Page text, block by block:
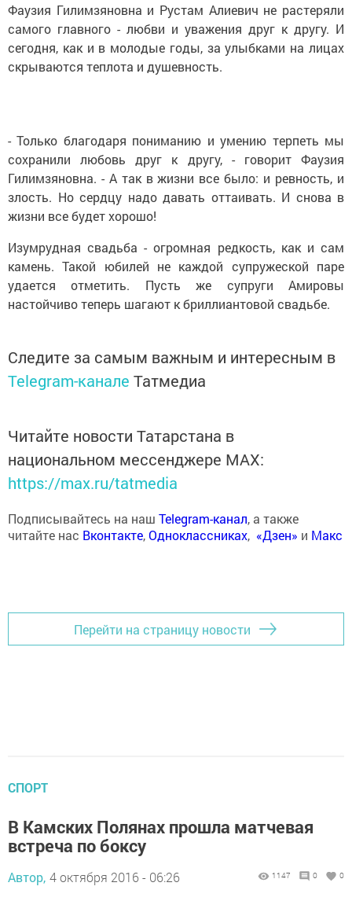
Фаузия Гилимзяновна и Рустам Алиевич не растеряли
самого главного - любви и уважения друг к другу. И
сегодня, как и в молодые годы, за улыбками на лицах
скрываются теплота и душевность.
- Только благодаря пониманию и умению терпеть мы
сохранили любовь друг к другу, - говорит Фаузия
Гилимзяновна. - А так в жизни все было: и ревность, и
злость. Но сердцу надо давать оттаивать. И снова в
жизни все будет хорошо!
Изумрудная свадьба - огромная редкость, как и сам
камень. Такой юбилей не каждой супружеской паре
удается отметить. Пусть же супруги Амировы
настойчиво теперь шагают к бриллиантовой свадьбе.
Следите за самым важным и интересным в
Telegram-канале Татмедиа
Читайте новости Татарстана в
национальном мессенджере MАХ:
https://max.ru/tatmedia
Подписывайтесь на наш Telegram-канал, а также
читайте нас Вконтакте,Одноклассниках, «Дзен» и Макс
Перейти на страницу новости
СПОРТ
В Камских Полянах прошла матчевая
встреча по боксу
Автор, 4 октября 2016 - 06:26 1147 0 0